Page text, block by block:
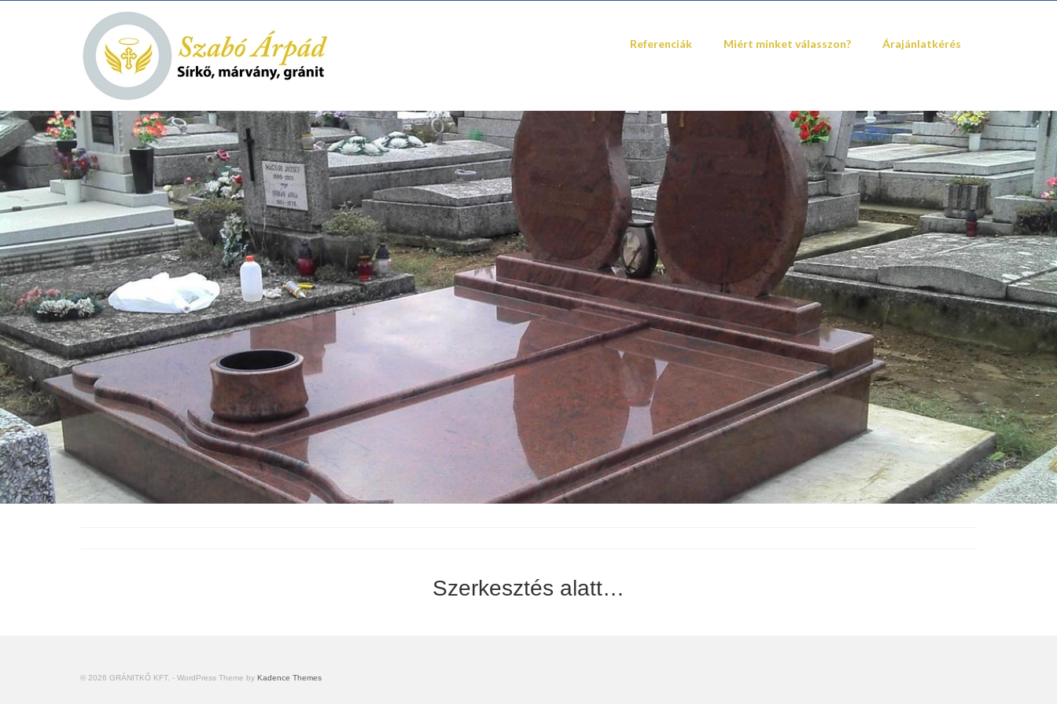
Referenciák Miért minket válasszon? Árajánlatkérés
Szerkesztés alatt…
© 2026 GRÁNITKŐ KFT. - WordPress Theme by Kadence Themes